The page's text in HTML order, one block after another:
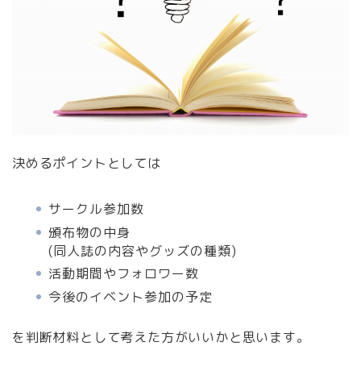
決めるポイントとしては
サークル参加数
頒布物の中身
(同人誌の内容やグッズの種類)
活動期間やフォロワー数
今後のイベント参加の予定
を判断材料として考えた方がいいかと思います。